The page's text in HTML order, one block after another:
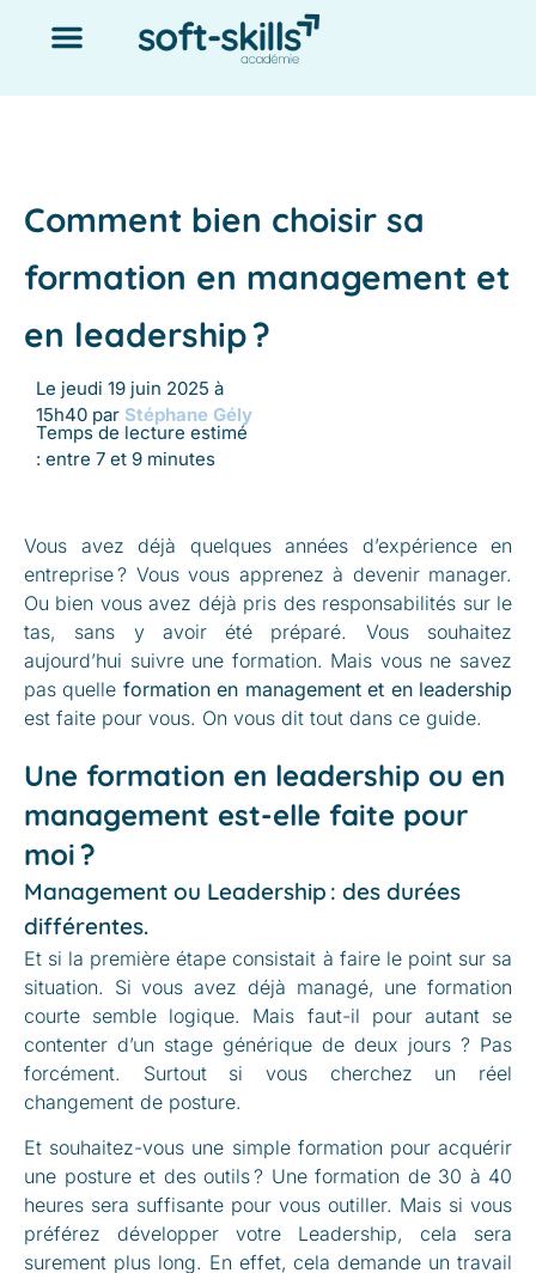
Comment bien choisir sa
formation en management et
en leadership ?
Le jeudi 19 juin 2025 à
15h40 par Stéphane Gély
Temps de lecture estimé
: entre 7 et 9 minutes
Vous avez déjà quelques années d’expérience en
entreprise? Vous vous apprenez à devenir manager.
Ou bien vousavez déjà pris des responsabilités sur le
tas, sans y avoir été préparé.
Vous souhaitez
aujourd’hui suivre une formation. Mais vous ne savez
pas quelle formationen management et en leadership
est faite pour vous. On vous dit tout dans ce guide.
Une formation en leadership ou en
management est-elle faite pour
moi ?
Management ou Leadership : des durées
différentes.
Et si la première étape consistait à faire le point sur sa
situation. Si vous avez déjà managé, une formation
courte semble logique. Mais faut-il pour autant se
contenter d’un stage générique de deux jours ? Pas
forcément. Surtout si vous cherchez un réel
changement de posture.
Et souhaitez-vous une simple formation pour acquérir
une posture et des outils ? Une formation de 30 à 40
heures sera suffisante pour vous outiller. Mais si vous
préférez développer votre Leadership, cela sera
surement plus long. En effet, cela demande un travail